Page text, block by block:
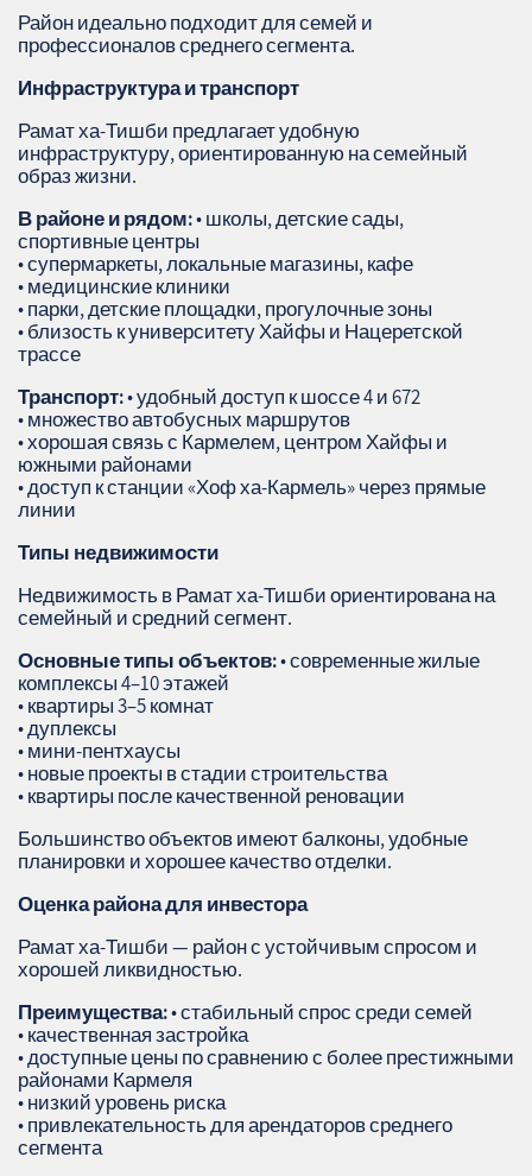
Район идеально подходит для семей и
профессионалов среднего сегмента.
Инфраструктура и транспорт
Рамат ха‑Тишби предлагает удобную
инфраструктуру, ориентированную на семейный
образ жизни.
В районе и рядом:• школы, детские сады,
спортивные центры
• супермаркеты, локальные магазины, кафе
• медицинские клиники
• парки, детские площадки, прогулочные зоны
• близость к университету Хайфы и Нацеретской
трассе
Транспорт:• удобный доступ к шоссе 4 и 672
• множество автобусных маршрутов
• хорошая связь с Кармелем, центром Хайфы и
южными районами
• доступ к станции «Хоф ха‑Кармель» через прямые
линии
Типы недвижимости
Недвижимость в Рамат ха‑Тишби ориентирована на
семейный и средний сегмент.
Основные типы объектов:• современные жилые
комплексы 4–10 этажей
• квартиры 3–5 комнат
• дуплексы
• мини‑пентхаусы
• новые проекты в стадии строительства
• квартиры после качественной реновации
Большинство объектов имеют балконы, удобные
планировки и хорошее качество отделки.
Оценка района для инвестора
Рамат ха‑Тишби — район с устойчивым спросом и
хорошей ликвидностью.
Преимущества:• стабильный спрос среди семей
• качественная застройка
• доступные цены по сравнению с более престижными
районами Кармеля
• низкий уровень риска
• привлекательность для арендаторов среднего
сегмента